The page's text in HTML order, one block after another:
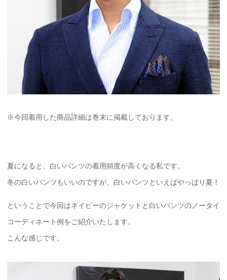
※今回着用した商品詳細は巻末に掲載しております。
夏になると、白いパンツの着用頻度が高くなる私です。
冬の白いパンツもいいのですが、白いパンツといえばやっぱり夏！
ということで今回はネイビーのジャケットと白いパンツのノータイ
コーディネート例をご紹介いたします。
こんな感じです。